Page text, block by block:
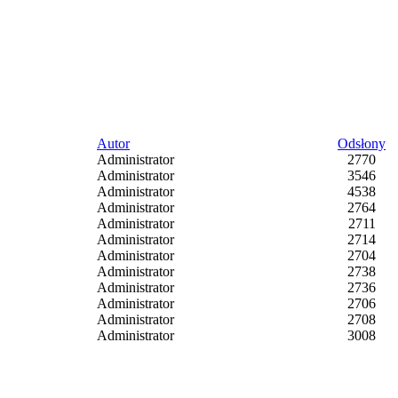
Autor
Odsłony
Administrator
2770
Administrator
3546
Administrator
4538
Administrator
2764
Administrator
2711
Administrator
2714
Administrator
2704
Administrator
2738
Administrator
2736
Administrator
2706
Administrator
2708
Administrator
3008